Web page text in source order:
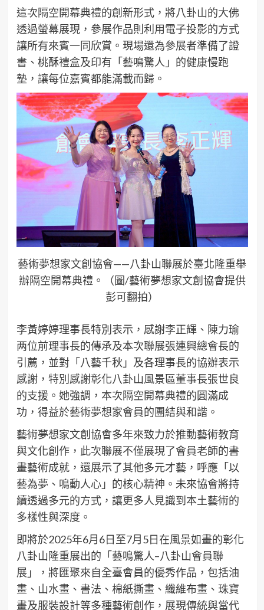
這次隔空開幕典禮的創新形式，將八卦山的大佛
透過螢幕展現，參展作品則利用電子投影的方式
讓所有來賓一同欣賞。現場還為參展者準備了證
書、桃酥禮盒及印有「藝鳴驚人」的健康慢跑
墊，讓每位嘉賓都能滿載而歸。
藝術夢想家文創協會——八卦山聯展於臺北隆重舉
辦隔空開幕典禮。（圖/藝術夢想家文創協會提供
彭可翻拍）
李黃婷婷理事長特別表示，感謝李正輝、陳力瑜
两位前理事長的傳𠄘及本次聯展張連興總會長的
引薦，並對「八藝千秋」及各理事長的協辦表示
感謝，特別感謝彰化八卦山風景區董事長張世良
的支援。她強調，本次隔空開幕典禮的圓滿成
功，得益於藝術夢想家會員的團結與和諧。
藝術夢想家文創協會多年來致力於推動藝術教育
與文化創作，此次聯展不僅展現了會員老師的書
畫藝術成就，還展示了其他多元才藝，呼應「以
藝為夢、鳴動人心」的核心精神。未來協會將持
續透過多元的方式，讓更多人見識到本土藝術的
多樣性與深度。
即將於2025年6月6日至7月5日在風景如畫的彰化
八卦山隆重展出的「藝鳴驚人–八卦山會員聯
展」，將匯聚來自全臺會員的優秀作品，包括油
畫、山水畫、書法、棉紙撕畫、纖維布畫、珠寶
畫及服裝設計等多種藝術創作，展現傳統與當代